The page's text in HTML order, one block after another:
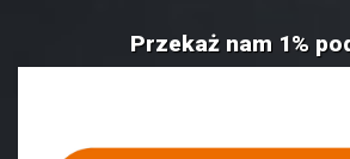
Przekaż nam 1%